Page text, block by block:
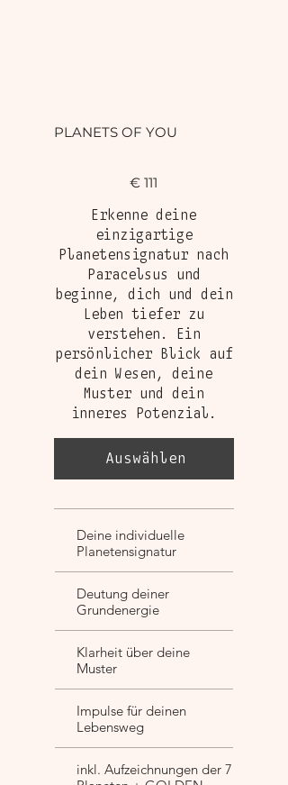
PLANETS OF YOU
€ 111
Erkenne deine
einzigartige
Planetensignatur nach
Paracelsus und
beginne, dich und dein
Leben tiefer zu
verstehen. Ein
persönlicher Blick auf
dein Wesen, deine
Muster und dein
inneres Potenzial.
Auswählen
Deine individuelle
Planetensignatur
Deutung deiner
Grundenergie
Klarheit über deine
Muster
Impulse für deinen
Lebensweg
inkl. Aufzeichnungen der 7